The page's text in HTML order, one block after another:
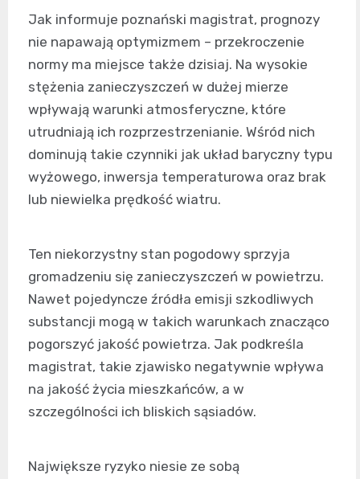
Jak informuje poznański magistrat, prognozy
nie napawają optymizmem – przekroczenie
normy ma miejsce także dzisiaj. Na wysokie
stężenia zanieczyszczeń w dużej mierze
wpływają warunki atmosferyczne, które
utrudniają ich rozprzestrzenianie. Wśród nich
dominują takie czynniki jak układ baryczny typu
wyżowego, inwersja temperaturowa oraz brak
lub niewielka prędkość wiatru.
Ten niekorzystny stan pogodowy sprzyja
gromadzeniu się zanieczyszczeń w powietrzu.
Nawet pojedyncze źródła emisji szkodliwych
substancji mogą w takich warunkach znacząco
pogorszyć jakość powietrza. Jak podkreśla
magistrat, takie zjawisko negatywnie wpływa
na jakość życia mieszkańców, a w
szczególności ich bliskich sąsiadów.
Największe ryzyko niesie ze sobą